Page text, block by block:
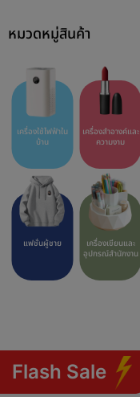
หมวดหมู่สินค้า
เครื่องใช้ไฟฟ้าใน
บ้าน
เครื่องสำอางค์และ
ความงาม
แฟชั่นผู้ชาย
เครื่องเขียนและ
อุปกรณ์สำนักงาน
Flash Sale